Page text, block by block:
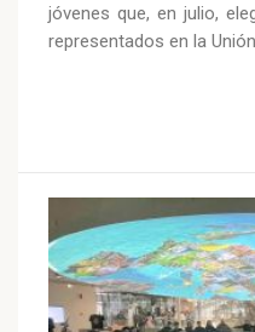
jóvenes que, en julio,
representados en la